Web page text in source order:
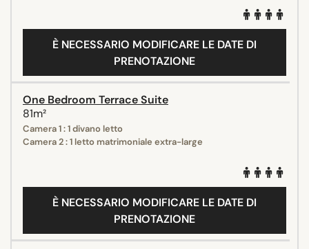
È NECESSARIO MODIFICARE LE DATE DI
PRENOTAZIONE
One Bedroom Terrace Suite
81m²
Camera 1 : 1 divano letto
Camera 2 : 1 letto matrimoniale extra-large
È NECESSARIO MODIFICARE LE DATE DI
PRENOTAZIONE